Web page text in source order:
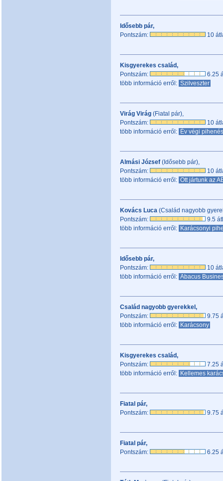
Idősebb pár,
Pontszám:
10
Kisgyerekes család,
Pontszám:
6.25
több információ erről: Szilveszter
Virág Virág (Fiatal pár),
Pontszám:
10
több információ erről: Év végi
Almási József (Idősebb pár),
Pontszám:
10
több információ erről: Ott jártunk az
Kovács Luca (Család nagyobb
Pontszám:
9.5
több információ erről: Karácsonyi
Idősebb pár,
Pontszám:
10
több információ erről: Abacus
Család nagyobb gyerekkel,
Pontszám:
9.75
több információ erről: Karácsony
Kisgyerekes család,
Pontszám:
7.25
több információ erről: Kellemes
Fiatal pár,
Pontszám:
9.75
Fiatal pár,
Pontszám:
6.25